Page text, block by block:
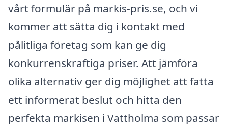
vårt formulär på markis-pris.se, och vi
kommer att sätta dig i kontakt med
pålitliga företag som kan ge dig
konkurrenskraftiga priser. Att jämföra
olika alternativ ger dig möjlighet att fatta
ett informerat beslut och hitta den
perfekta markisen i Vattholma som passar